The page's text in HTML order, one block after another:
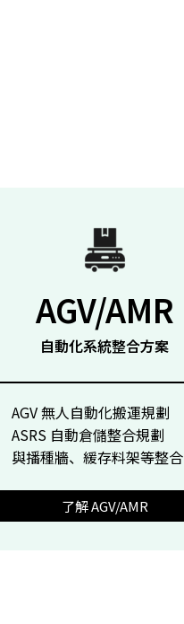
AGV/AMR
自動化系統整合方案
AGV 無人自動化搬運規劃
ASRS 自動倉儲整合規劃
與播種牆、緩存料架等整合
了解 AGV/AMR